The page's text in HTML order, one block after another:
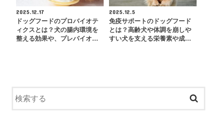
2025.12.17
ドッグフードのプロバイオテ
ィクスとは？犬の腸内環境を
整える効果や、プレバイオ…
2025.12.5
免疫サポートのドッグフード
とは？高齢犬や体調を崩しや
すい犬を支える栄養素や成…